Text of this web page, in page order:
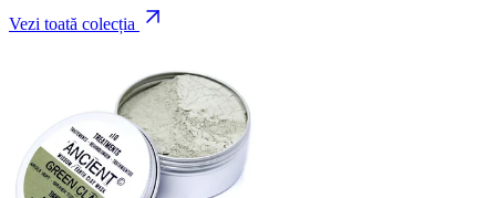
Vezi toată colecția